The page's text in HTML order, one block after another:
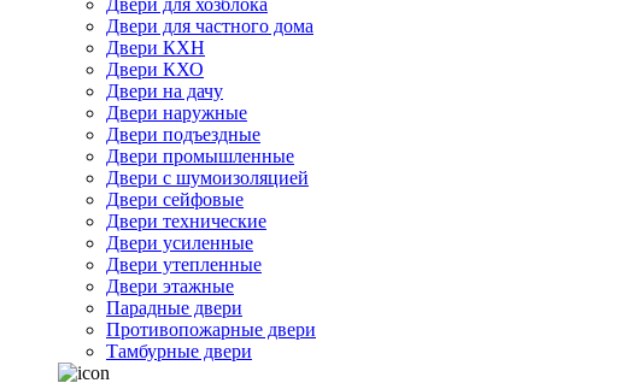
Двери для хозблока
Двери для частного дома
Двери КХН
Двери КХО
Двери на дачу
Двери наружные
Двери подъездные
Двери промышленные
Двери с шумоизоляцией
Двери сейфовые
Двери технические
Двери усиленные
Двери утепленные
Двери этажные
Парадные двери
Противопожарные двери
Тамбурные двери